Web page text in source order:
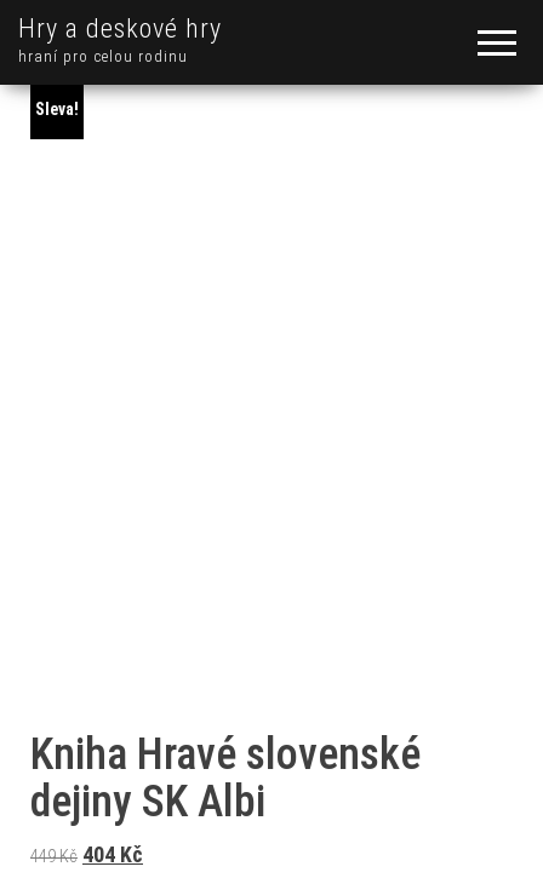
Hry a deskové hry
hraní pro celou rodinu
Sleva!
Kniha Hravé slovenské
dejiny SK Albi
449Kč Původní cena byla: 449 Kč.
404 Kč